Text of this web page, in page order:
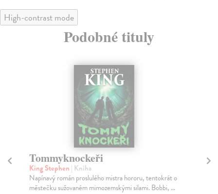
High-contrast mode
Podobné tituly
Tommyknockeři
King Stephen | Kniha
Napínavý román proslulého mistra hororu, tentokrát o
městečku sužovaném mimozemskými silami. Bobbi, ...